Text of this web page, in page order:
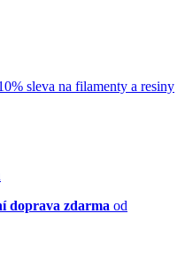
sleva na filamenty a resiny
doprava zdarma od